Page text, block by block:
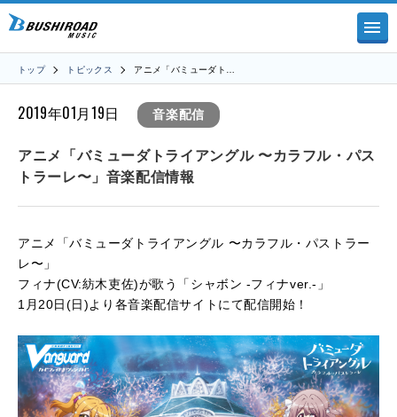
トップ トピックス アニメ「バミューダト…
2019年01月19日 音楽配信
アニメ「バミューダトライアングル 〜カラフル・パス
トラーレ〜」音楽配信情報
アニメ「バミューダトライアングル 〜カラフル・パストラー
レ〜」
フィナ(CV:紡木吏佐)が歌う「シャボン -フィナver.-」
1月20日(日)より各音楽配信サイトにて配信開始！